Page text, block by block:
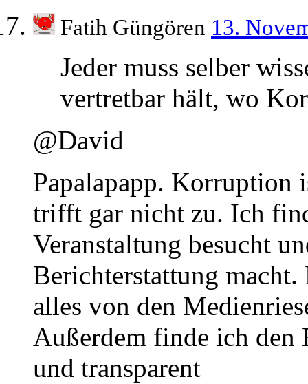
Fatih Güngören 13.
Jeder muss selber
vertretbar hält, wo
@David
Papalapapp. Korruption
trifft gar nicht zu. Ich
Veranstaltung besucht
Berichterstattung
alles von den
Außerdem finde ich
und transparent